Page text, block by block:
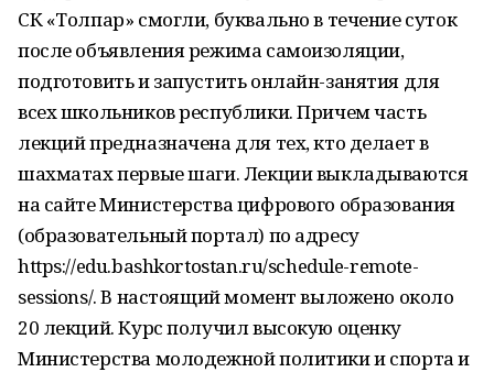
СК «Толпар» смогли, буквально в течение суток
после объявления режима самоизоляции,
подготовить и запустить онлайн-занятия для
всех школьников республики. Причем часть
лекций предназначена для тех, кто делает в
шахматах первые шаги. Лекции выкладываются
на сайте Министерства цифрового образования
(образовательный портал) по адресу
https://edu.bashkortostan.ru/schedule-remote-
sessions/. В настоящий момент выложено около
20 лекций. Курс получил высокую оценку
Министерства молодежной политики и спорта и